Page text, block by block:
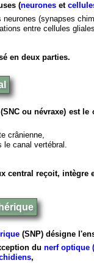
(neurones et
neurones (synapses
entre cellules
en deux parties.
ou névraxe) est
crânienne,
le canal vertébral.
central reçoit, intègre
(SNP) désigne
du nerf optique
,